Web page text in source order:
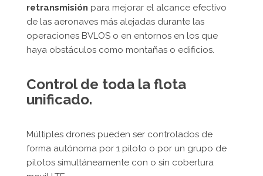
retransmisión para mejorar el alcance efectivo
de las aeronaves más alejadas durante las
operaciones BVLOS o en entornos en los que
haya obstáculos como montañas o edificios.
Control de toda la flota
unificado.
Múltiples drones pueden ser controlados de
forma autónoma por 1 piloto o por un grupo de
pilotos simultáneamente con o sin cobertura